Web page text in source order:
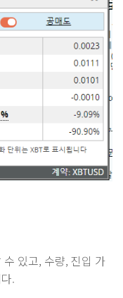
있고, 수량, 진입 가
.